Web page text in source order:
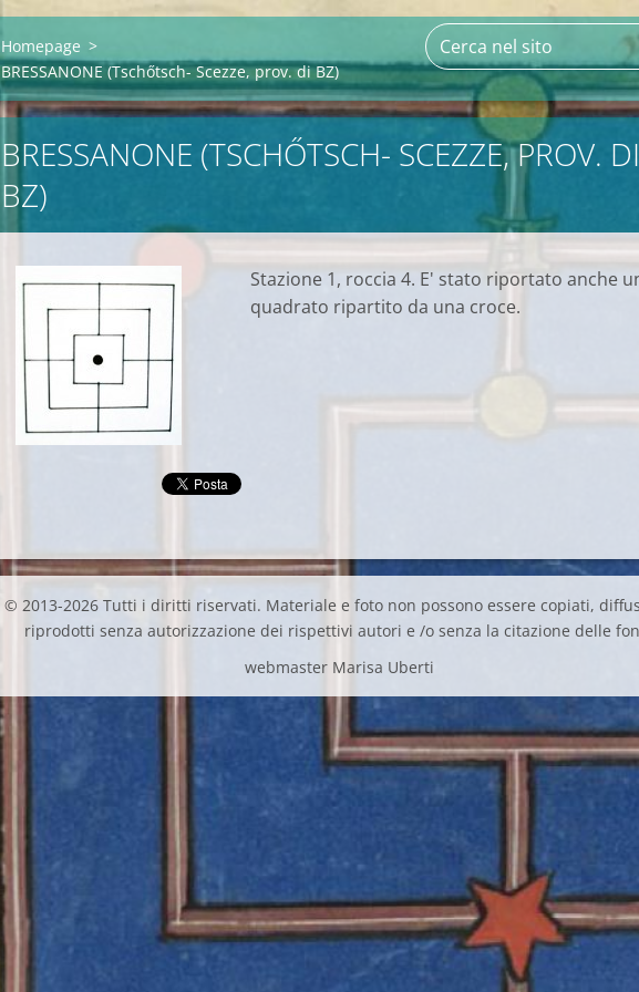
Homepage >
BRESSANONE (Tschőtsch- Scezze, prov. di BZ)
BRESSANONE (TSCHŐTSCH- SCEZZE, PROV. DI
BZ)
Stazione 1, roccia 4. E' stato riportato anche
quadrato ripartito da una croce.
© 2013-2026 Tutti i diritti riservati. Materiale e foto non possono essere copiati,
riprodotti senza autorizzazione dei rispettivi autori e /o senza la citazione delle
webmaster Marisa Uberti